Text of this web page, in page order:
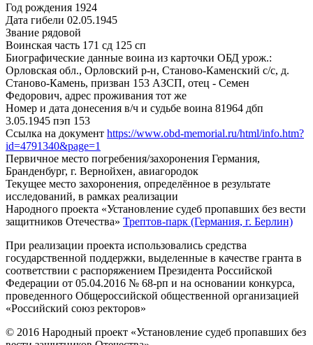
Год рождения 1924
Дата гибели 02.05.1945
Звание рядовой
Воинская часть 171 сд 125 сп
Биографические данные воина из карточки ОБД урож.:
Орловская обл., Орловский р-н, Станово-Каменский с/с, д.
Станово-Камень, призван 153 АЗСП, отец - Семен
Федорович, адрес проживания тот же
Номер и дата донесения в/ч и судьбе воина 81964 дбп
3.05.1945 пэп 153
Ссылка на документ https://www.obd-memorial.ru/html/info.htm?
id=4791340&page=1
Первичное место погребения/захоронения Германия,
Бранденбург, г. Вернойхен, авиагородок
Текущее место захоронения, определённое в результате
исследований, в рамках реализации
Народного проекта «Установление судеб пропавших без вести
защитников Отечества» Трептов-парк (Германия, г. Берлин)
При реализации проекта использовались средства
государственной поддержки, выделенные в качестве гранта в
соответствии с распоряжением Президента Российской
Федерации от 05.04.2016 № 68-рп и на основании конкурса,
проведенного Общероссийской общественной организацией
«Российский союз ректоров»
© 2016 Народный проект «Установление судеб пропавших без